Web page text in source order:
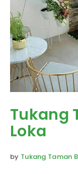
Tukang
Loka
by Tukang Taman